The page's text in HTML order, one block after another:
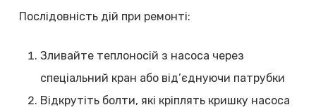
Послідовність дій при ремонті:
Зливайте теплоносій з насоса через
спеціальний кран або від’єднуючи патрубки
Відкрутіть болти, які кріплять кришку насоса